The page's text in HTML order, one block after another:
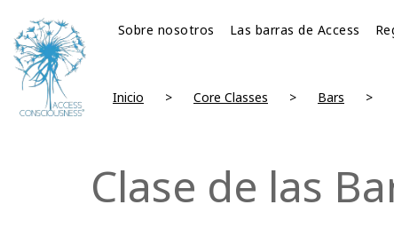
Sobre nosotros Las barras de Access
Inicio Core Classes Bars
Clase de las